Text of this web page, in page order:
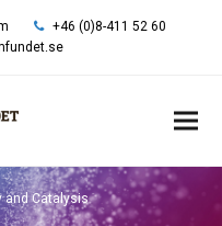
+46 (0)8-411 52 60
and Catalysis